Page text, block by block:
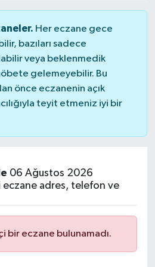
Her eczane gece
bazıları sadece
veya beklenmedik
gelemeyebilir. Bu
önce eczanenin açık
teyit etmeniz iyi bir
06 Ağustos 2026
eczane adres, telefon ve
bir eczane bulunamadı.